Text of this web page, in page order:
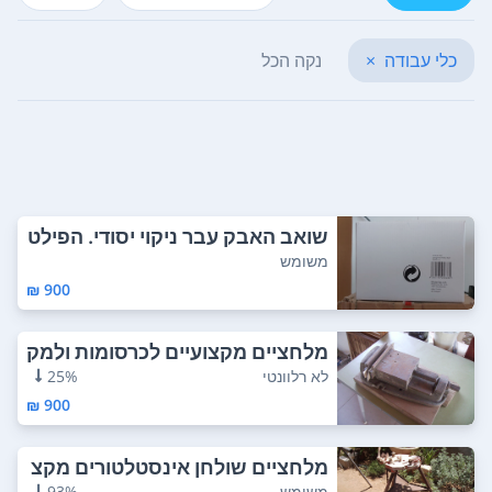
כלי עבודה × נקה הכל
שואב האבק עבר ניקוי יסודי. הפילט
ר של חבר...
משומש
900 ₪
מלחציים מקצועיים לכרסומות ולמק
דחת עמוד ג...
לא רלוונטי
25%
900 ₪
מלחציים שולחן אינסטלטורים מקצ